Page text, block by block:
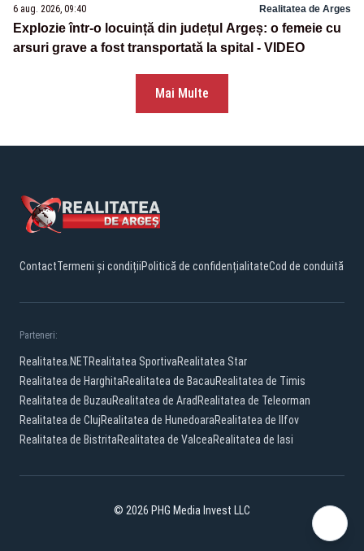
6 aug. 2026, 09:40 Realitatea de Arges
Explozie într-o locuință din județul Argeș: o femeie cu
arsuri grave a fost transportată la spital - VIDEO
Mai Multe
ContactTermeni și condițiiPolitică de confidențialitateCod de conduită
Parteneri:
Realitatea.NETRealitatea SportivaRealitatea Star
Realitatea de HarghitaRealitatea de BacauRealitatea de Timis
Realitatea de BuzauRealitatea de Arad Realitatea de Teleorman
Realitatea de ClujRealitatea de HunedoaraRealitatea de Ilfov
Realitatea de BistritaRealitatea de ValceaRealitatea de Iasi
© 2026 PHG Media Invest LLC